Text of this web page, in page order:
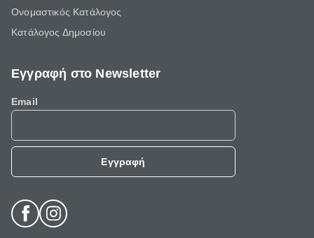
Ονομαστικός Κατάλογος
Κατάλογος Δημοσίου
Εγγραφή στο Newsletter
Email
Εγγραφή